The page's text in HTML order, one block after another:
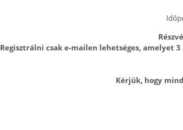
Regisztrálni csak e-mailen lehetséges, amelyet
Kérjük, hogy